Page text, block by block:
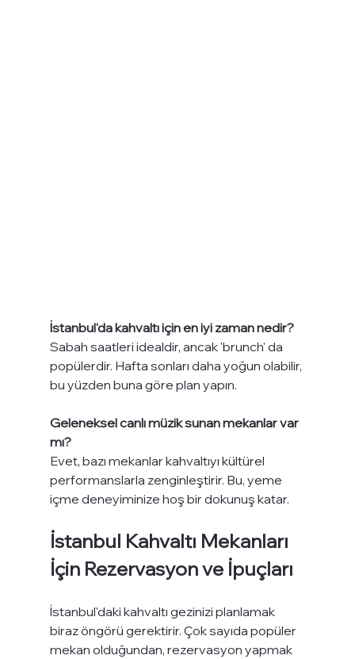
İstanbul'da kahvaltı için en iyi zaman nedir?
Sabah saatleri idealdir, ancak 'brunch' da
popülerdir. Hafta sonları daha yoğun olabilir,
bu yüzden buna göre plan yapın.
Geleneksel canlı müzik sunan mekanlar var
mı?
Evet, bazı mekanlar kahvaltıyı kültürel
performanslarla zenginleştirir. Bu, yeme
içme deneyiminize hoş bir dokunuş katar.
İstanbul Kahvaltı Mekanları
İçin Rezervasyon ve İpuçları
İstanbul'daki kahvaltı gezinizi planlamak
biraz öngörü gerektirir. Çok sayıda popüler
mekan olduğundan, rezervasyon yapmak